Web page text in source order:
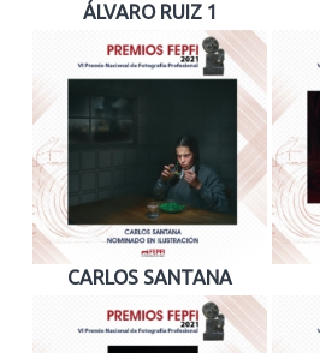
ÁLVARO RUIZ 1
CARLOS SANTANA